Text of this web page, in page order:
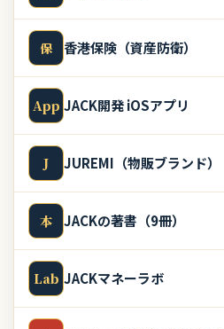
保 香港保険（資産防衛）
App JACK開発 iOSアプリ
J JUREMI（物販ブランド）
本 JACKの著書（9冊）
Lab JACKマネーラボ